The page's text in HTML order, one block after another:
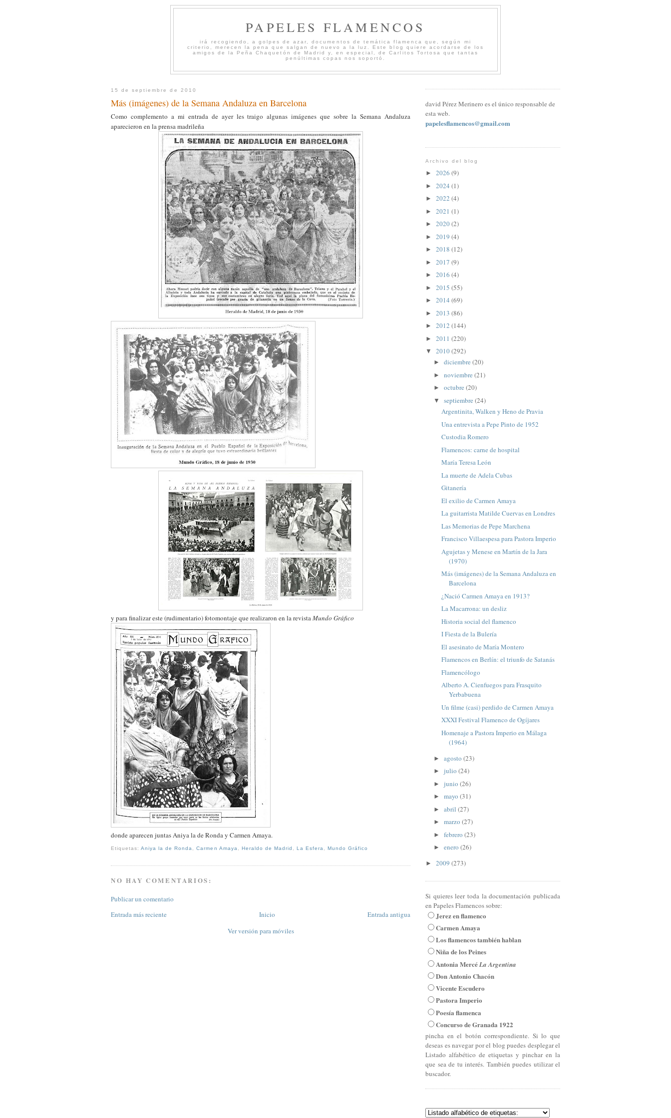
PAPELES FLAMENCOS
irá recogiendo, a golpes de azar, documentos de temática flamenca que, según mi
criterio, merecen la pena que salgan de nuevo a la luz. Este blog quiere acordarse de los
amigos de la Peña Chaquetón de Madrid y, en especial, de Carlitos Tortosa que tantas
penúltimas copas nos soportó.
15 de septiembre de 2010
Más (imágenes) de la Semana Andaluza en Barcelona
Como complemento a mi entrada de ayer les traigo algunas imágenes que sobre la Semana Andaluza
aparecieron en la prensa madrileña
y para finalizar este (rudimentario) fotomontaje que realizaron en la revistaMundo Gráfico
donde aparecen juntas Aniya la de Ronda y Carmen Amaya.
Etiquetas:Aniya la de Ronda ,Carmen Amaya Heraldo de Madrid La Esfera ,Mundo Gráfico
NO HAY COMENTARIOS:
Publicar un comentario
Entrada más reciente
Entrada antigua
Inicio
Ver versión para móviles
david Pérez Merinero es el único responsable de
esta web.
papelesflamencos@gmail.com
Archivo del blog
► 2026 (9)
► 2024 (1)
► 2022 (4)
► 2021 (1)
► 2020(2)
► 2019 (4)
► 2018 (12)
► 2017 (9)
► 2016 (4)
► 2015 (55)
► 2014 (69)
► 2013 (86)
► 2012 (144)
► 2011 (220)
▼ 2010(292)
► diciembre (20)
► noviembre (21)
► octubre (20)
▼ septiembre (24)
Argentinita, Walken y Heno de Pravia
Una entrevista a Pepe Pinto de 1952
Custodia Romero
Flamencos: carne de hospital
María Teresa León
La muerte de Adela Cubas
Gitanería
El exilio de Carmen Amaya
La guitarrista Matilde Cuervas en Londres
Las Memorias de Pepe Marchena
Francisco Villaespesa para Pastora Imperio
Agujetas y Menese en Martín de la Jara
(1970)
Más (imágenes) de la Semana Andaluza en
Barcelona
¿Nació Carmen Amaya en 1913?
La Macarrona: un desliz
Historia social del flamenco
I Fiesta de la Bulería
El asesinato de María Montero
Flamencos en Berlín: el triunfo de Satanás
Flamencólogo
Alberto A. Cienfuegos para Frasquito
Yerbabuena
Un filme (casi) perdido de Carmen Amaya
XXXI Festival Flamenco de Ogíjares
Homenaje a Pastora Imperio en Málaga
(1964)
► agosto (23)
► julio (24)
► junio (26)
► mayo (31)
► abril (27)
► marzo (27)
► febrero (23)
► enero (26)
► 2009 (273)
Si quieres leer toda la documentación publicada
en Papeles Flamencos sobre:
Jerez en flamenco
Carmen Amaya
Los flamencos también hablan
Niña de los Peines
Antonia MercéLa Argentina
Don Antonio Chacón
Vicente Escudero
Pastora Imperio
Poesía flamenca
Concurso de Granada 1922
pincha en el botón correspondiente. Si lo que
deseas es navegar por el blog puedes desplegar el
Listado alfabético de etiquetas y pinchar en la
que sea de tu interés. También puedes utilizar el
buscador.